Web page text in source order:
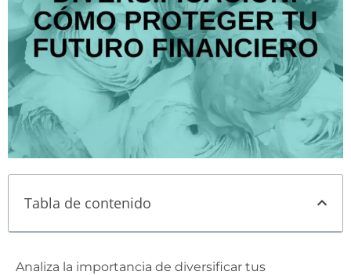
Tabla de contenido
Analiza la importancia de diversificar tus